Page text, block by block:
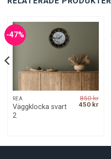
-47%
REA
Väggklocka svart
2
850kr
Original
450 kr